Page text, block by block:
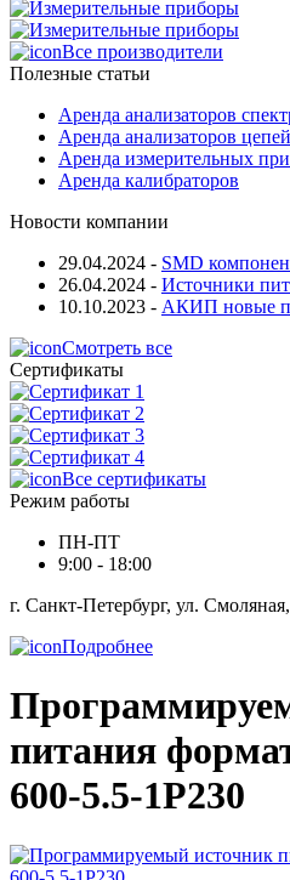
Все производители
Полезные статьи
Аренда анализаторов
Аренда анализаторов цепей
Аренда измерительных
Аренда калибраторов
Новости компании
29.04.2024 - SMD
26.04.2024 - Источники
10.10.2023 - АКИП новые
Смотреть все
Сертификаты
Все сертификаты
Режим работы
ПН-ПТ
9:00 - 18:00
г. Санкт-Петербург, ул.
Подробнее
питания
600-5.5-1P230